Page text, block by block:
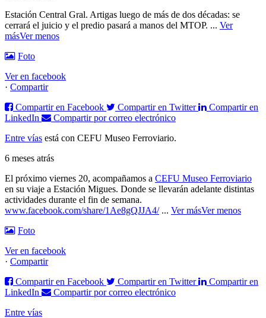
Estación Central Gral. Artigas luego de más de dos décadas: se
cerrará el juicio y el predio pasará a manos del MTOP. ... Ver
másVer menos
Foto
Ver en facebook
· Compartir
Compartir en Facebook
Compartir en Twitter
Compartir en
LinkedIn
Compartir por correo electrónico
Entre vías está con CEFU Museo Ferroviario.
6 meses atrás
El próximo viernes 20, acompañamos a CEFU Museo Ferroviario
en su viaje a Estación Migues. Donde se llevarán adelante distintas
actividades durante el fin de semana.
www.facebook.com/share/1Ae8gQJJA4/ ... Ver másVer menos
Foto
Ver en facebook
· Compartir
Compartir en Facebook
Compartir en Twitter
Compartir en
LinkedIn
Compartir por correo electrónico
Entre vías